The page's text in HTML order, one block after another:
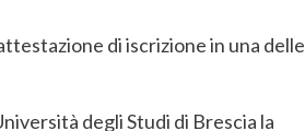
di iscrizione in una delle
degli Studi di Brescia la